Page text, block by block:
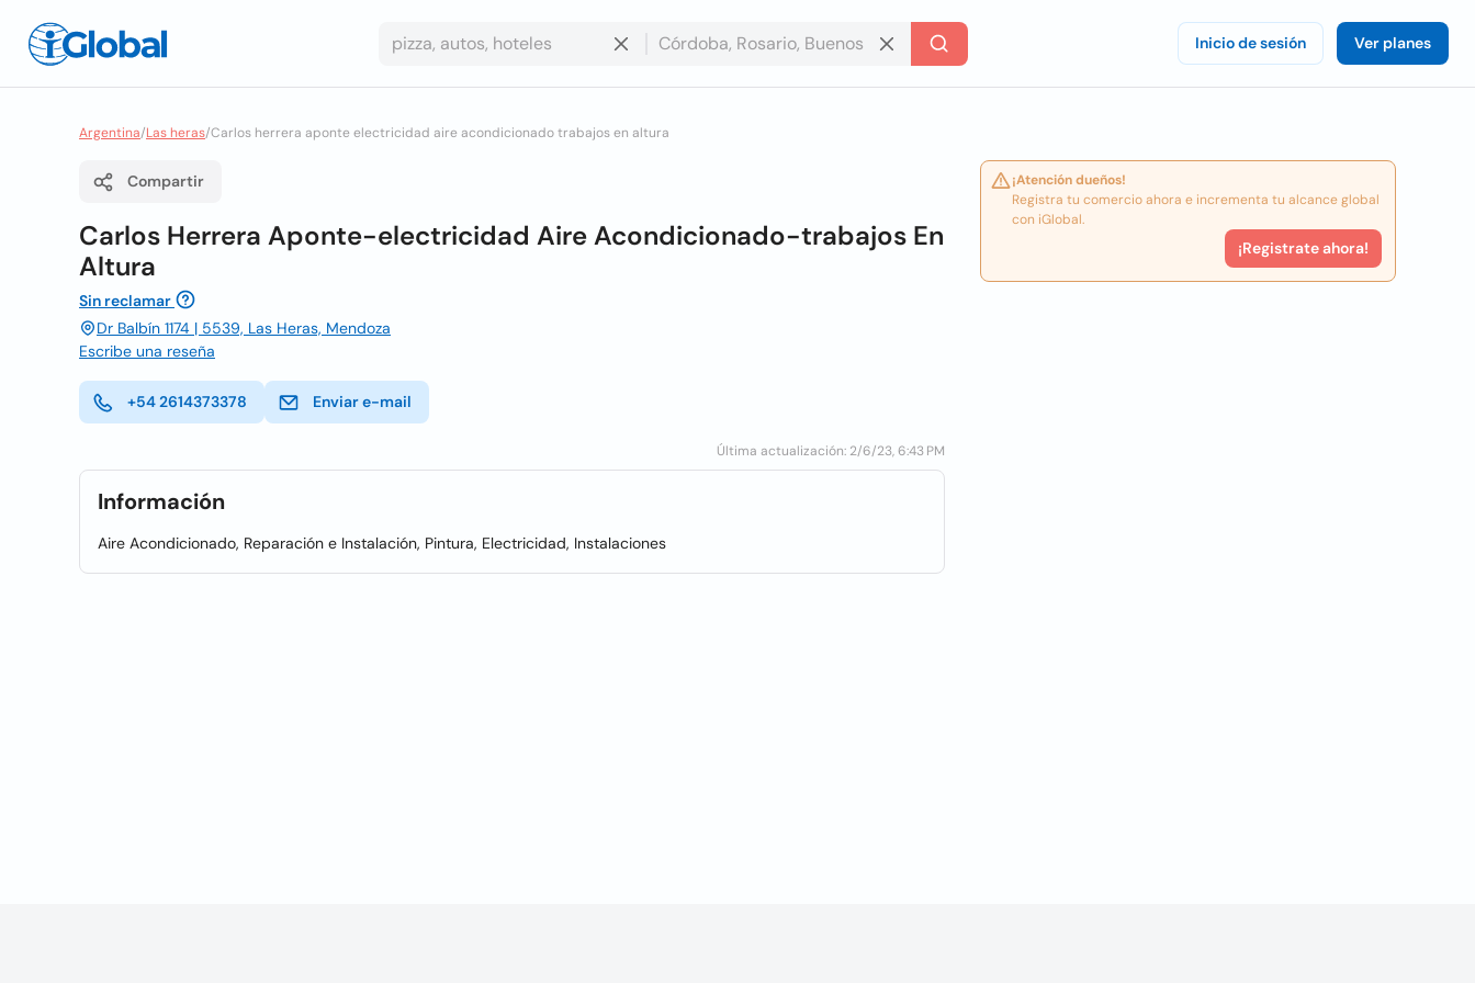
Inicio de sesión Ver planes
Argentina/Las heras/Carlos herrera aponte electricidad aire acondicionado trabajos en altura
Compartir
Carlos Herrera Aponte-electricidad Aire Acondicionado-trabajos En
Altura
Sin reclamar
Dr Balbín 1174 | 5539, Las Heras, Mendoza
Escribe una reseña
+54 2614373378 Enviar e-mail
Última actualización: 2/6/23, 6:43 PM
Información
Aire Acondicionado, Reparación e Instalación, Pintura, Electricidad, Instalaciones
¡Atención dueños!
Registra tu comercio ahora e incrementa tu alcance global
con iGlobal.
¡Registrate ahora!